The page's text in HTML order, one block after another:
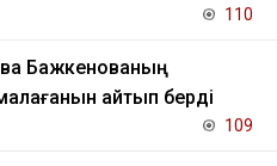
110
Бажкенованың
айтып берді
109